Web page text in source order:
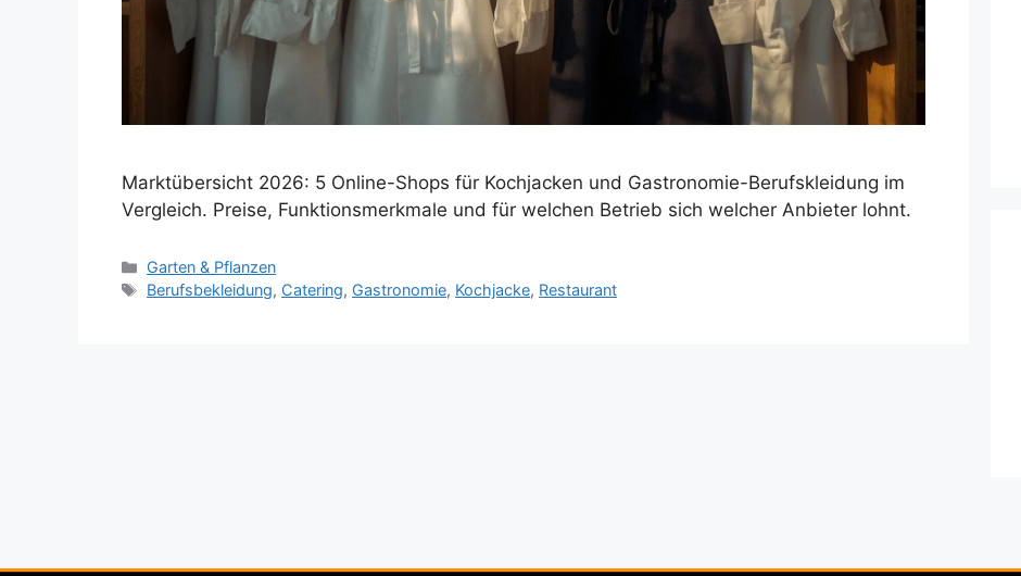
Marktübersicht 2026: 5 Online-Shops für Kochjacken und Gastronomie-Berufskleidung im
Vergleich. Preise, Funktionsmerkmale und für welchen Betrieb sich welcher Anbieter lohnt.
Kategorien
Garten & Pflanzen
Schlagwörter
Berufsbekleidung, Catering, Gastronomie, Kochjacke, Restaurant